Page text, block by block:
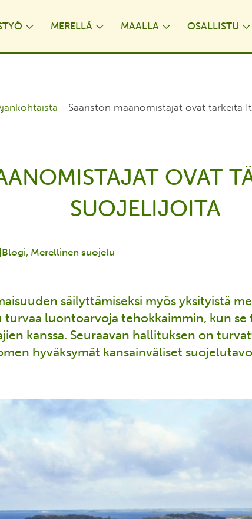
MERELLÄ MAALLA OSALLISTU
- Saariston maanomistajat ovat tärkeitä
OVAT
SUOJELIJOITA
Blogi Merellinen suojelu
säilyttämiseksi myös yksityistä
turvaa luontoarvoja tehokkaimmin, kun
kanssa. Seuraavan hallituksen on
hyväksymät kansainväliset